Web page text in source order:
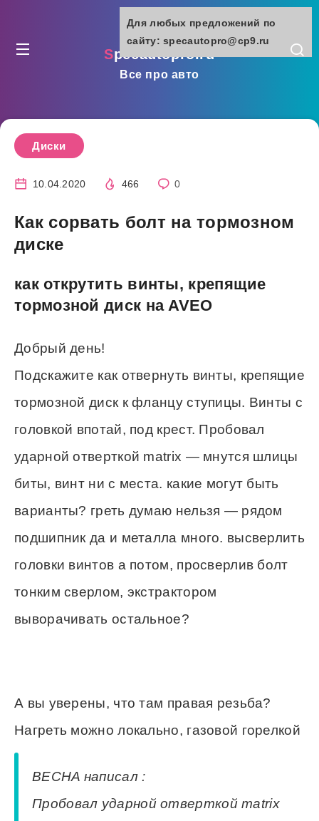
specautopro.ru
Все про авто
Диски
10.04.2020 466 0
Как сорвать болт на тормозном
диске
как открутить винты, крепящие
тормозной диск на AVEO
Добрый день!
Подскажите как отвернуть винты, крепящие
тормозной диск к фланцу ступицы. Винты с
головкой впотай, под крест. Пробовал
ударной отверткой matrix — мнутся шлицы
биты, винт ни с места. какие могут быть
варианты? греть думаю нельзя — рядом
подшипник да и металла много. высверлить
головки винтов а потом, просверлив болт
тонким сверлом, экстрактором
выворачивать остальное?
А вы уверены, что там правая резьба?
Нагреть можно локально, газовой горелкой
BECHA написал :
Пробовал ударной отверткой matrix
Для любых предложений по
сайту: specautopro@cp9.ru